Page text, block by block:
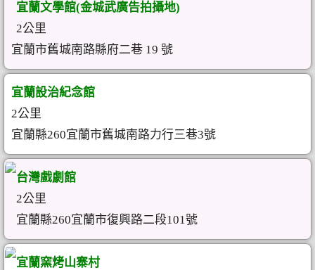
宜蘭文學館(金城武廣告拍攝地)
2公里
宜蘭市舊城南路縣府二巷 19 號
宜蘭設治紀念館
2公里
宜蘭縣260宜蘭市舊城南路力行三巷3號
台灣戲劇館
2公里
宜蘭縣260宜蘭市復興路二段101號
宜蘭窯烤山寨村